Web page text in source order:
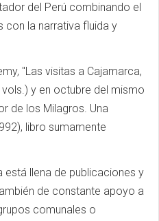
del Perú combinando el
con la narrativa fluida y
"Las visitas a Cajamarca,
y en octubre del mismo
de los Milagros. Una
libro sumamente
está llena de publicaciones y
de constante apoyo a
comunales o